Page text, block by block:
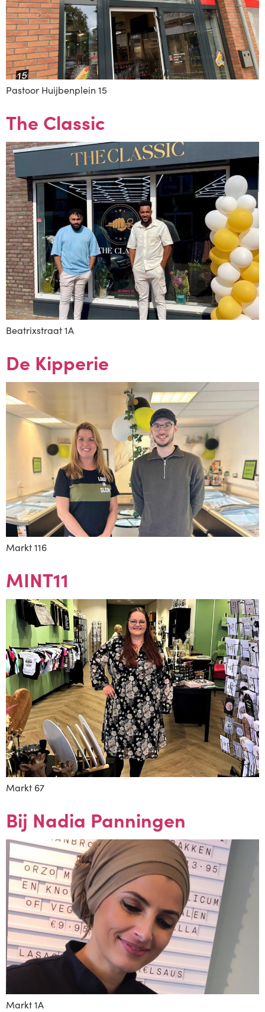
Pastoor Huijbenplein 15
The Classic
Beatrixstraat 1A
De Kipperie
Markt 116
MINT11
Markt 67
Bij Nadia Panningen
Markt 1A